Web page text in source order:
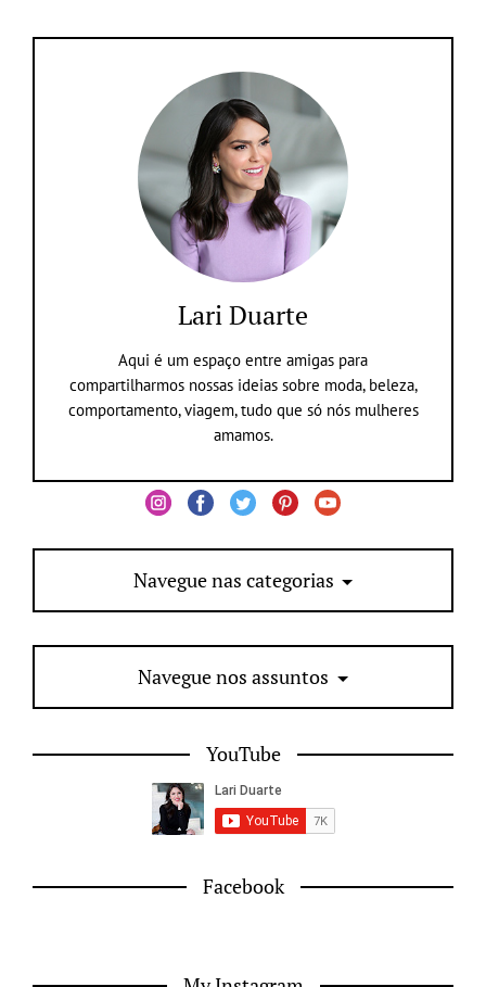
Lari Duarte
Aqui é um espaço entre amigas para
compartilharmos nossas ideias sobre moda, beleza,
comportamento, viagem, tudo que só nós mulheres
amamos.
Navegue nas categorias
Navegue nos assuntos
YouTube
Facebook